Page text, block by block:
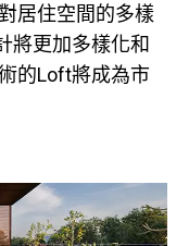
居住空間的多樣
將更加多樣化和
的Loft將成為市